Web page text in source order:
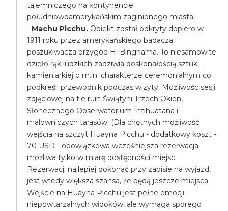
tajemniczego na kontynencie
południowoamerykańskim zaginionego miasta
- Machu Picchu. Obiekt został odkryty dopiero w
1911 roku przez amerykańskiego badacza i
poszukiwacza przygód H. Binghama. To niesamowite
dzieło rąk ludzkich zadziwia doskonałością sztuki
kamieniarkiej o m.in. charakterze ceremonialnym co
podkreśli przewodnik podczas wizyty. Możliwośc sesji
zdjęciowej na tle ruin Świątyni Trzech Okien,
Słonecznego Obserwatorium Intihuatana i
malowniczych tarasów. (Dla chętnych możliwość
wejścia na szczyt Huayna Picchu - dodatkowy koszt -
70 USD - obowiązkowa wcześniejsza rezerwacja
możliwa tylko w miarę dostępności miejsc.
Rezerwacji najlepiej dokonać przy zapisie na wyjazd,
jest wtedy większa szansa, że będą jeszcze miejsca.
Wejście na Huayna Picchu jest pełne emocji i
niepowtarzalnych widoków, ale wymaga sporego